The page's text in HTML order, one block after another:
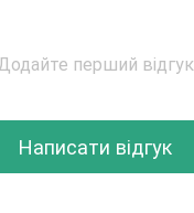
Додайте перший відгук
Написати відгук